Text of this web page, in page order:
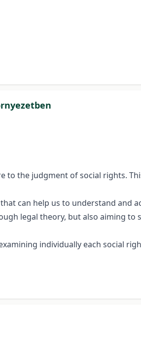
the judgment of social rights.
can help us to understand and
legal theory, but also aiming to
individually each social